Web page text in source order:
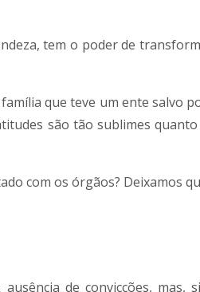
tem o poder de
que teve um ente salvo
são tão sublimes
com os órgãos? Deixamos
de convicções, mas,